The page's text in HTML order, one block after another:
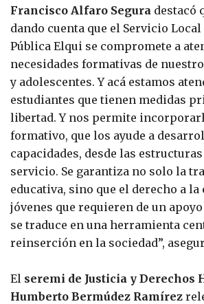
Francisco Alfaro Segura destacó
dando cuenta que el Servicio Local
Pública Elqui se compromete a
necesidades formativas de
y adolescentes. Y acá estamos
estudiantes que tienen medidas
libertad. Y nos permite
formativo, que los ayude a
capacidades, desde las
servicio. Se garantiza no solo la
educativa, sino que el derecho a la
jóvenes que requieren de un
se traduce en una herramienta
reinserción en la sociedad”,
El seremi de Justicia y Derechos
Humberto Bermúdez Ramírez